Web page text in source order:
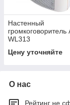
Настенный
громкоговоритель
WL313
Цену уточняйте
О нас
Рейтинг не